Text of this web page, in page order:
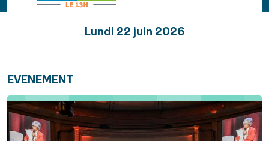
Lundi 22 juin 2026
EVENEMENT